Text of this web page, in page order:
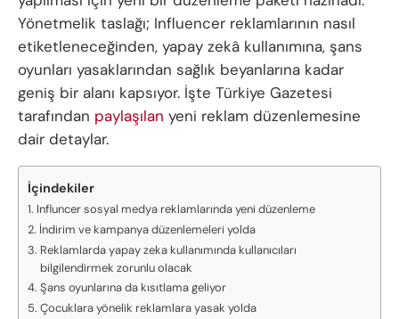
Yönetmelik taslağı; Influencer reklamlarının nasıl
etiketleneceğinden, yapay zekâ kullanımına, şans
oyunları yasaklarından sağlık beyanlarına kadar
geniş bir alanı kapsıyor. İşte Türkiye Gazetesi
tarafından paylaşılan yeni reklam düzenlemesine
dair detaylar.
İçindekiler
Influncer sosyal medya reklamlarında yeni düzenleme
İndirim ve kampanya düzenlemeleri yolda
Reklamlarda yapay zeka kullanımında kullanıcıları
bilgilendirmek zorunlu olacak
Şans oyunlarına da kısıtlama geliyor
Çocuklara yönelik reklamlara yasak yolda